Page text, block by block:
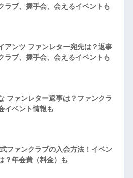
ラブ、握手会、会えるイベントも
アンツ ファンレター宛先は？返事
ラブ、握手会、会えるイベントも
ファンレター返事は？ファンクラ
イベント情報も
ファンクラブの入会方法！イベン
？年会費（料金）も